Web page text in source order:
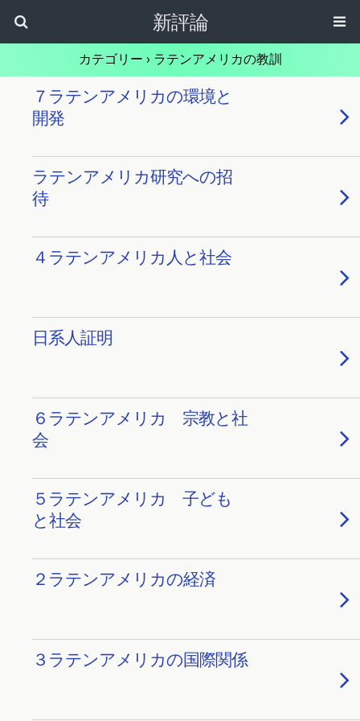
新評論
カテゴリー › ラテンアメリカの教訓
７ラテンアメリカの環境と
開発
ラテンアメリカ研究への招
待
４ラテンアメリカ人と社会
日系人証明
６ラテンアメリカ 宗教と社
会
５ラテンアメリカ 子ども
と社会
２ラテンアメリカの経済
３ラテンアメリカの国際関係